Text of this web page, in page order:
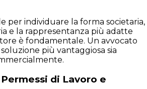
per individuare la forma societaria,
e la rappresentanza più adatte
è fondamentale. Un avvocato
più vantaggiosa sia
di Lavoro e